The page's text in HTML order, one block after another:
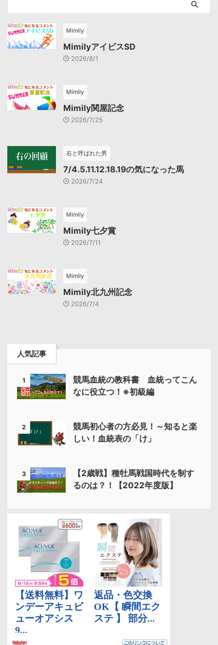
Mimily
MimilyアイビスSD
2026/8/1
Mimily
Mimily関屋記念
2026/7/25
右と呼ばれた男
7/4.5.11.12.18.19の気になった馬
2026/7/24
Mimily
Mimily七夕賞
2026/7/11
Mimily
Mimily北九州記念
2026/7/4
人気記事
1
競馬血統の教科書 血統ってこん
なに役立つ！※初級編
2
競馬初心者の方必見！～知ると楽
しい！血統表の「け」
3
【2歳戦】種牡馬戦国時代を制す
るのは？！【2022年度版】